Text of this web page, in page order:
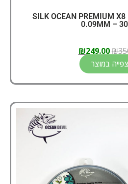
SILK OCEAN PREMIUM
0.09MM –
₪
₪249.00
צפייה במוצר